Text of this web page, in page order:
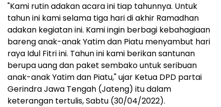
"Kami rutin adakan acara ini tiap tahunnya. Untuk
tahun ini kami selama tiga hari di akhir Ramadhan
adakan kegiatan ini. Kami ingin berbagi kebahagiaan
bareng anak-anak Yatim dan Piatu menyambut hari
raya Idul Fitri ini. Tahun ini kami berikan santunan
berupa uang dan paket sembako untuk seribuan
anak-anak Yatim dan Piatu," ujar Ketua DPD partai
Gerindra Jawa Tengah (Jateng) itu dalam
keterangan tertulis, Sabtu (30/04/2022).